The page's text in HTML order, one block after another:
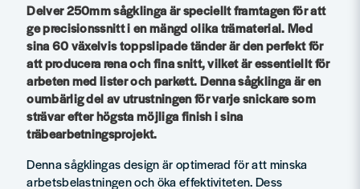
Delver 250mm sågklinga är speciellt framtagen för att
ge precisionssnitt i en mängd olika trämaterial. Med
sina 60 växelvis toppslipade tänder är den perfekt för
att producera rena och fina snitt, vilket är essentiellt för
arbeten med lister och parkett. Denna sågklinga är en
oumbärlig del av utrustningen för varje snickare som
strävar efter högsta möjliga finish i sina
träbearbetningsprojekt.
Denna sågklingas design är optimerad för att minska
arbetsbelastningen och öka effektiviteten. Dess